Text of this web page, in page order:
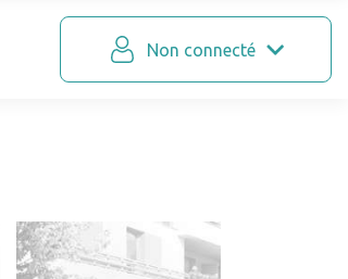
Non connecté